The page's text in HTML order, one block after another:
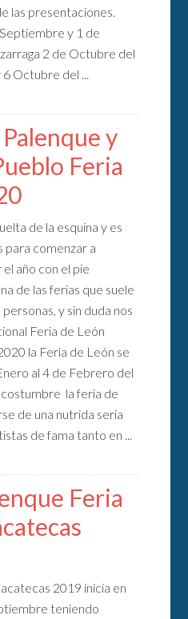
las presentaciones.
y 1 de
2 de Octubre del
Octubre del ...
y
Feria
de la esquina y es
para comenzar a
año con el pie
de las ferias que suele
y sin duda nos
Feria de León
la Feria de León se
al 4 de Febrero del
la feria de
de una nutrida seria
de fama tanto en ...
Feria
2019 inicia en
teniendo